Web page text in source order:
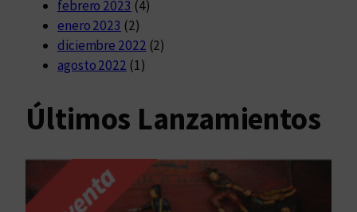
febrero 2023 (4)
enero 2023 (2)
diciembre 2022 (2)
agosto 2022 (1)
Últimos Lanzamientos